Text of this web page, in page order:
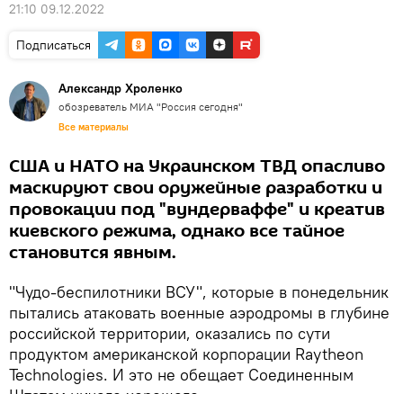
21:10 09.12.2022
Подписаться
Александр Хроленко
обозреватель МИА "Россия сегодня"
Все материалы
США и НАТО на Украинском ТВД опасливо
маскируют свои оружейные разработки и
провокации под "вундерваффе" и креатив
киевского режима, однако все тайное
становится явным.
"Чудо-беспилотники ВСУ", которые в понедельник
пытались атаковать военные аэродромы в глубине
российской территории, оказались по сути
продуктом американской корпорации Raytheon
Technologies. И это не обещает Соединенным